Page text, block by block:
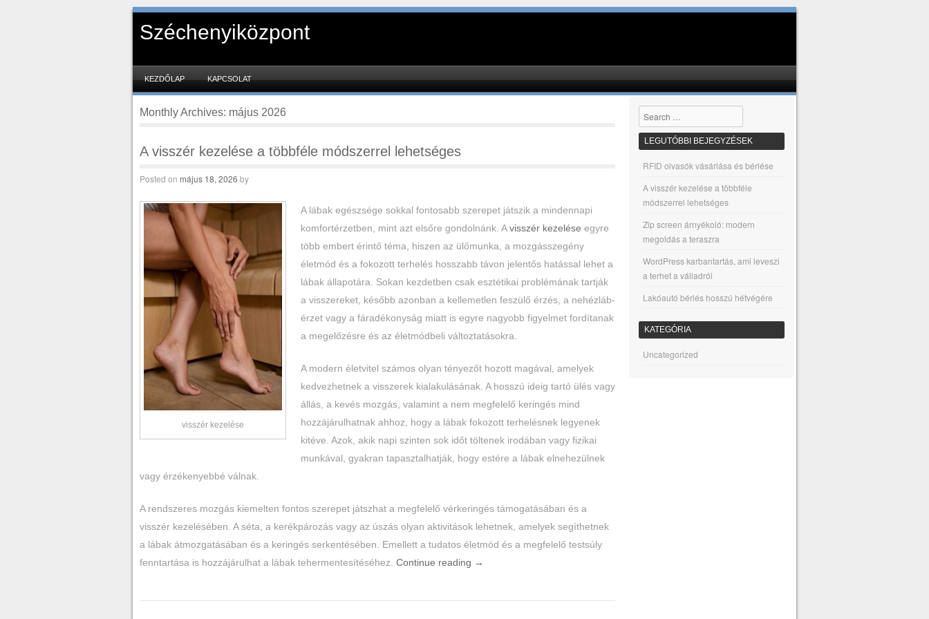
Széchenyiközpont
Menu
SKIP TO CONTENT
KEZDŐLAP KAPCSOLAT
Monthly Archives: május 2026
A visszér kezelése a többféle módszerrel lehetséges
Posted on május 18, 2026 by
visszér kezelése
A lábak egészsége sokkal fontosabb szerepet játszik a mindennapi
komfortérzetben, mint azt elsőre gondolnánk. Avisszér kezelése egyre
több embert érintő téma, hiszen az ülőmunka, a mozgásszegény
életmód és a fokozott terhelés hosszabb távon jelentős hatással lehet a
lábak állapotára. Sokan kezdetben csak esztétikai problémának tartják
a visszereket, később azonban a kellemetlen feszülő érzés, a nehézláb-
érzet vagy a fáradékonyság miatt is egyre nagyobb figyelmet fordítanak
a megelőzésre és az életmódbeli változtatásokra.
A modern életvitel számos olyan tényezőt hozott magával, amelyek
kedvezhetnek a visszerek kialakulásának. A hosszú ideig tartó ülés vagy
állás, a kevés mozgás, valamint a nem megfelelő keringés mind
hozzájárulhatnak ahhoz, hogy a lábak fokozott terhelésnek legyenek
kitéve. Azok, akik napi szinten sok időt töltenek irodában vagy fizikai
munkával, gyakran tapasztalhatják, hogy estére a lábak elnehezülnek
vagy érzékenyebbé válnak.
A rendszeres mozgás kiemelten fontos szerepet játszhat a megfelelő vérkeringés támogatásában és a
visszér kezelésében. A séta, a kerékpározás vagy az úszás olyan aktivitások lehetnek, amelyek segíthetnek
a lábak átmozgatásában és a keringés serkentésében. Emellett a tudatos életmód és a megfelelő testsúly
fenntartása is hozzájárulhat a lábak tehermentesítéséhez. Continue reading →
Search
LEGUTÓBBI BEJEGYZÉSEK
RFID olvasók vásárlása és bérlése
A visszér kezelése a többféle
módszerrel lehetséges
Zip screen árnyékoló: modern
megoldás a teraszra
WordPress karbantartás, ami leveszi
a terhet a válladról
Lakóautó bérlés hosszú hétvégére
KATEGÓRIA
Uncategorized